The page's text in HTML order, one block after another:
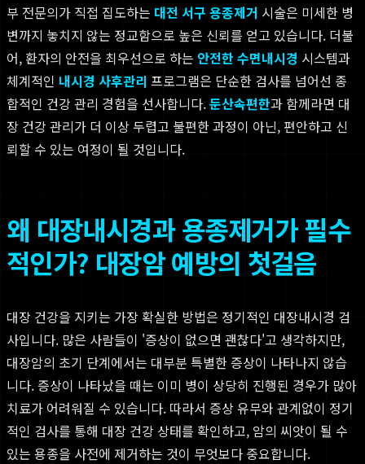
부 전문의가 직접 집도하는 대전 서구 용종제거 시술은 미세한 병
변까지 놓치지 않는 정교함으로 높은 신뢰를 얻고 있습니다. 더불
어, 환자의 안전을 최우선으로 하는 안전한 수면내시경 시스템과
체계적인 내시경 사후관리 프로그램은 단순한 검사를 넘어선 종
합적인 건강 관리 경험을 선사합니다.둔산속편한과 함께라면 대
장 건강 관리가 더 이상 두렵고 불편한 과정이 아닌, 편안하고 신
뢰할 수 있는 여정이 될 것입니다.
왜 대장내시경과 용종제거가 필수
적인가? 대장암 예방의 첫걸음
대장 건강을 지키는 가장 확실한 방법은 정기적인 대장내시경 검
사입니다. 많은 사람들이 '증상이 없으면 괜찮다'고 생각하지만,
대장암의 초기 단계에서는 대부분 특별한 증상이 나타나지 않습
니다. 증상이 나타났을 때는 이미 병이 상당히 진행된 경우가 많아
치료가 어려워질 수 있습니다. 따라서 증상 유무와 관계없이 정기
적인 검사를 통해 대장 건강 상태를 확인하고, 암의 씨앗이 될 수
있는 용종을 사전에 제거하는 것이 무엇보다 중요합니다.